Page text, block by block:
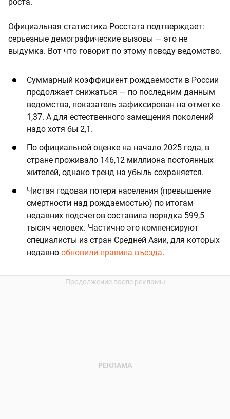
Официальная статистика Росстата подтверждает:
серьезные демографические вызовы — это не
выдумка. Вот что говорит по этому поводу ведомство.
Суммарный коэффициент рождаемости в России
продолжает снижаться — по последним данным
ведомства, показатель зафиксирован на отметке
1,37. А для естественного замещения поколений
надо хотя бы 2,1.
По официальной оценке на начало 2025 года, в
стране проживало 146,12 миллиона постоянных
жителей, однако тренд на убыль сохраняется.
Чистая годовая потеря населения (превышение
смертности над рождаемостью) по итогам
недавних подсчетов составила порядка 599,5
тысяч человек. Частично это компенсируют
специалисты из стран Средней Азии, для которых
недавно обновили правила въезда.